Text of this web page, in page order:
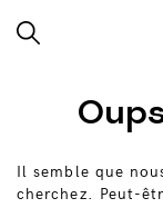
Rechercher
Il semble que
cherchez. Peut-